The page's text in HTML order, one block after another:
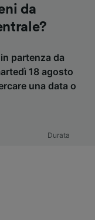
da
partenza da
18 agosto
una data o
Durata